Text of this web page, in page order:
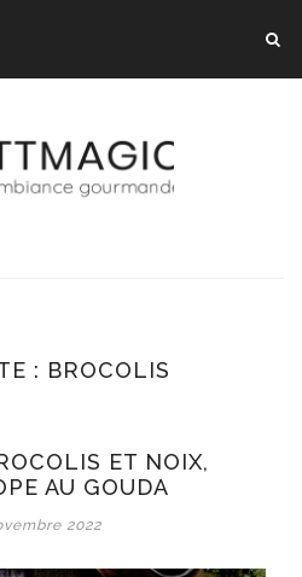
: BROCOLIS
ET NOIX,
AU GOUDA
2022